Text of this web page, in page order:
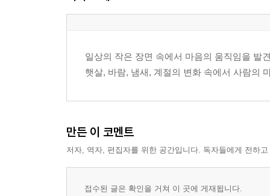
일상의 작은 장면 속에서 마음의 움직임을 발
햇살, 바람, 냄새, 계절의 변화 속에서 사람의
만든 이 코멘트
저자, 역자, 편집자를 위한 공간입니다. 독자들에게 전하
접수된 글은 확인을 거쳐 이 곳에 게재됩니다.